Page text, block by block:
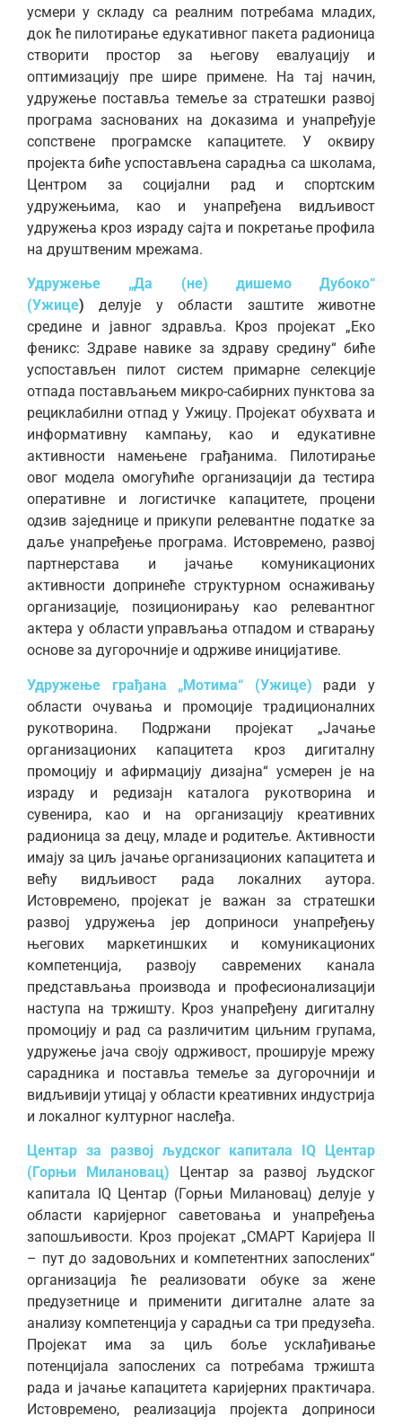
усмери у складу са реалним потребама младих,
док ће пилотирање едукативног пакета радионица
створити простор за његову евалуацију и
оптимизацију пре шире примене. На тај начин,
удружење поставља темеље за стратешки развој
програма заснованих на доказима и унапређује
сопствене програмске капацитете. У оквиру
пројекта биће успостављена сарадња са школама,
Центром за социјални рад и спортским
удружењима, као и унапређена видљивост
удружења кроз израду сајта и покретање профила
на друштвеним мрежама.
Удружење „Да (не) дишемо Дубоко“
(Ужице) делује у области заштите животне
средине и јавног здравља. Кроз пројекат „Еко
феникс: Здраве навике за здраву средину“ биће
успостављен пилот систем примарне селекције
отпада постављањем микро-сабирних пунктова за
рециклабилни отпад у Ужицу. Пројекат обухвата и
информативну кампању, као и едукативне
активности намењене грађанима. Пилотирање
овог модела омогућиће организацији да тестира
оперативне и логистичке капацитете, процени
одзив заједнице и прикупи релевантне податке за
даље унапређење програма. Истовремено, развој
партнерстава и јачање комуникационих
активности допринеће структурном оснаживању
организације, позиционирању као релевантног
актера у области управљања отпадом и стварању
основе за дугорочније и одрживе иницијативе.
Удружење грађана „Мотима“ (Ужице) ради у
области очувања и промоције традиционалних
рукотворина. Подржани пројекат „Јачање
организационих капацитета кроз дигиталну
промоцију и афирмацију дизајна“ усмерен је на
израду и редизајн каталога рукотворина и
сувенира, као и на организацију креативних
радионица за децу, младе и родитеље. Активности
имају за циљ јачање организационих капацитета и
већу видљивост рада локалних аутора.
Истовремено, пројекат је важан за стратешки
развој удружења јер доприноси унапређењу
његових маркетиншких и комуникационих
компетенција, развоју савремених канала
представљања производа и професионализацији
наступа на тржишту. Кроз унапређену дигиталну
промоцију и рад са различитим циљним групама,
удружење јача своју одрживост, проширује мрежу
сарадника и поставља темеље за дугорочнији и
видљивији утицај у области креативних индустрија
и локалног културног наслеђа.
Центар за развој људског капитала IQ Центар
(Горњи Милановац) Центар за развој људског
капитала IQ Центар (Горњи Милановац) делује у
области каријерног саветовања и унапређења
запошљивости. Кроз пројекат „СМАРТ Каријера II
– пут до задовољних и компетентних запослених“
организација ће реализовати обуке за жене
предузетнице и применити дигиталне алате за
анализу компетенција у сарадњи са три предузећа.
Пројекат има за циљ боље усклађивање
потенцијала запослених са потребама тржишта
рада и јачање капацитета каријерних практичара.
Истовремено, реализација пројекта доприноси